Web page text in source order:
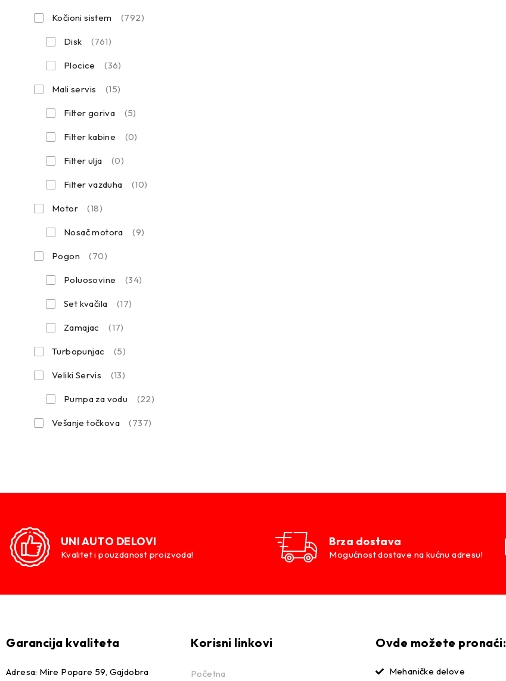
Kočioni sistem (792)
Disk (761)
Plocice (36)
Mali servis (15)
Filter goriva (5)
Filter kabine (0)
Filter ulja (0)
Filter vazduha (10)
Motor (18)
Nosač motora (9)
Pogon (70)
Poluosovine (34)
Set kvačila (17)
Zamajac (17)
Turbopunjac (5)
Veliki Servis (13)
Pumpa za vodu (22)
Vešanje točkova (737)
UNI AUTO DELOVI
Kvalitet i pouzdanost proizvoda!
Brza dostava
Mogućnost dostave na kućnu adresu!
Garancija kvaliteta
Adresa: Mire Popare 59, Gajdobra
Korisni linkovi
Početna
Ovde možete pronaći:
Mehaničke delove